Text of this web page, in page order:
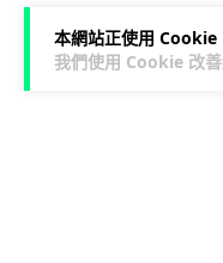
本網站正使用 Cookie
我們使用 Cookie 改